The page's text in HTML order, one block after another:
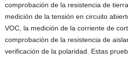
comprobación de la resistencia de
medición de la tensión en circuito
VOC, la medición de la corriente de
comprobación de la resistencia de
verificación de la polaridad. Estas